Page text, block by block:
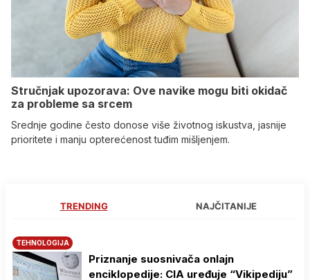
Stručnjak upozorava: Ove navike mogu biti okidač
za probleme sa srcem
Srednje godine često donose više životnog iskustva, jasnije
prioritete i manju opterećenost tuđim mišljenjem.
TRENDING NAJČITANIJE
TEHNOLOGIJA
Priznanje suosnivača onlajn
enciklopedije: CIA uređuje “Vikipediju”